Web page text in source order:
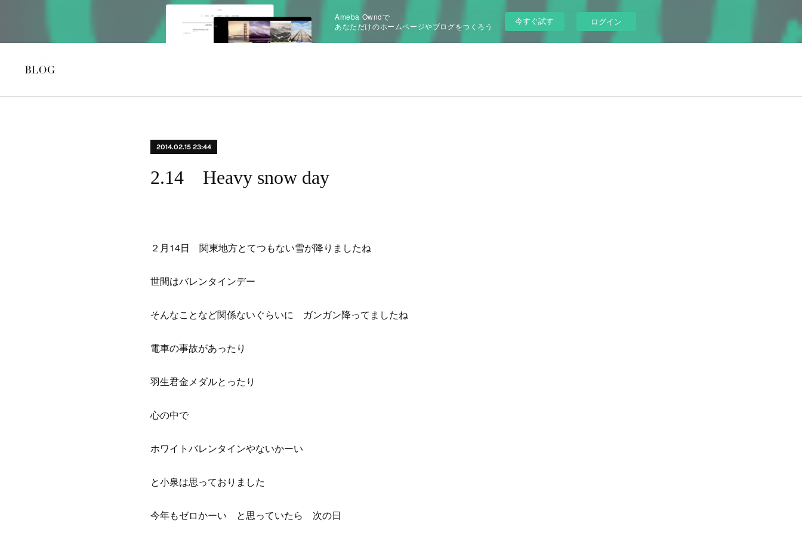
Ameba Owndで
あなただけのホームページやブログをつくろう
今すぐ試す ログイン
2014.02.15 23:44
2.14 Heavy snow day
２月14日 関東地方とてつもない雪が降りましたね
世間はバレンタインデー
そんなことなど関係ないぐらいに ガンガン降ってましたね
電車の事故があったり
羽生君金メダルとったり
心の中で
ホワイトバレンタインやないかーい
と小泉は思っておりました
今年もゼロかーい と思っていたら 次の日